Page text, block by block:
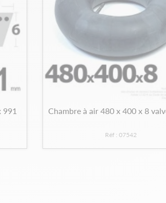
Chambre à air 480 x 400 x 8
Réf : 07542